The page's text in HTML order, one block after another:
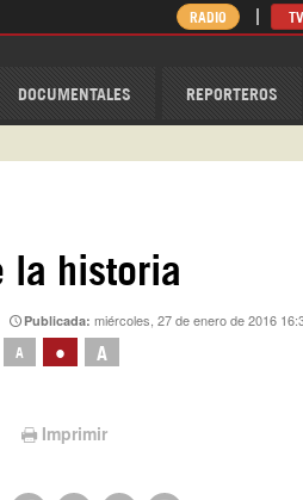
DOCUMENTALES REPORTEROS
RADIO
la historia
Publicada:miércoles, 27 de enero de 2016
A • A
Imprimir